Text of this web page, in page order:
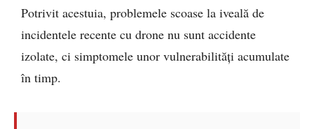
Potrivit acestuia, problemele scoase la iveală de
incidentele recente cu drone nu sunt accidente
izolate, ci simptomele unor vulnerabilități acumulate
în timp.